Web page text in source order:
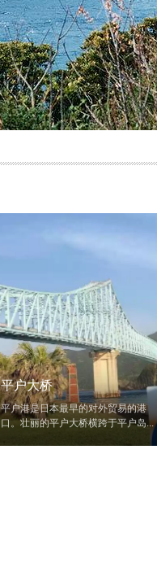
平户大桥
平户港是日本最早的对外贸易的港
口。壮丽的平户大桥横跨于平户岛...